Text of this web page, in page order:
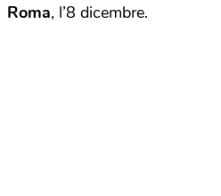
Roma, l’8 dicembre.